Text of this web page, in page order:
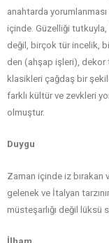
anahtarda
içinde. Güzelliği
değil, birçok tür incelik,
den (ahşap işleri), dekor
klasikleri çağdaş bir
farklı kültür ve zevkleri
olmuştur.
Duygu
Zaman içinde iz bırakan
gelenek ve İtalyan
müsteşarlığı değil lüksü